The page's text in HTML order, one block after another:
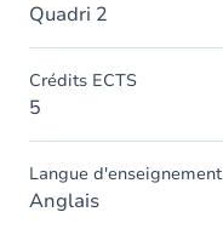
Quadri 2
Crédits ECTS
5
Langue d'enseignement
Anglais